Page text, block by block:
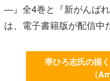
—』全4巻と『新がんば
は、電子書籍版が配信中
帯ひろ志氏の描
（